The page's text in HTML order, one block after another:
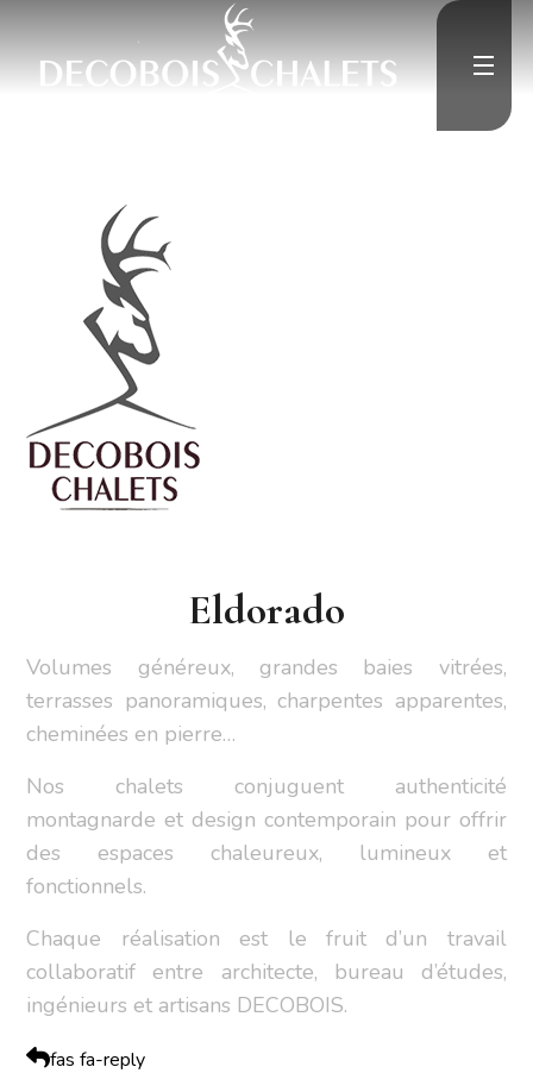
Contact
Eldorado
Volumes généreux, grandes baies vitrées,
terrasses panoramiques, charpentes apparentes,
cheminées en pierre…
Nos chalets conjuguent authenticité
montagnarde et design contemporain pour offrir
des espaces chaleureux, lumineux et
fonctionnels.
Chaque réalisation est le fruit d’un travail
collaboratif entre architecte, bureau d’études,
ingénieurs et artisans DECOBOIS.
fas fa-reply